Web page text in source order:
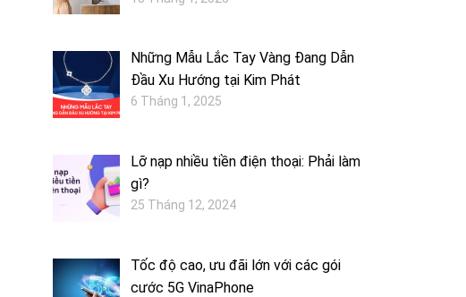
Những Mẫu Lắc Tay Vàng Đang Dẫn
Đầu Xu Hướng tại Kim Phát
6 Tháng 1, 2025
Lỡ nạp nhiều tiền điện thoại: Phải làm
gì?
25 Tháng 12, 2024
Tốc độ cao, ưu đãi lớn với các gói
cước 5G VinaPhone